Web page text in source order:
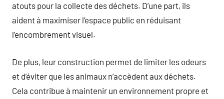
atouts pour la collecte des déchets. D’une part, ils
aident à maximiser l’espace public en réduisant
l’encombrement visuel.
De plus, leur construction permet de limiter les odeurs
et d’éviter que les animaux n’accèdent aux déchets.
Cela contribue à maintenir un environnement propre et